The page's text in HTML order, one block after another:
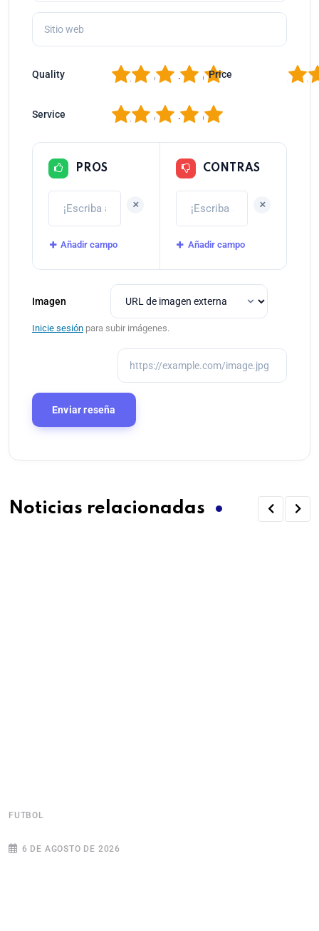
Quality 5
4
3
2 Price 2
Service 5
4
3
2
PROS
+
Añadir campo
CONTRAS
+
Añadir campo
Imagen
Inicie sesión para subir imágenes.
Noticias relacionadas
FUTBOL
6 DE AGOSTO DE 2026